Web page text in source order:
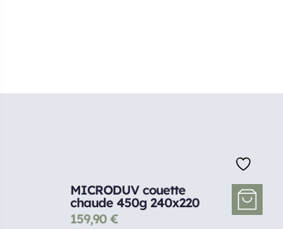
MICRODUV couette
chaude 450g 240x220
159,90 €